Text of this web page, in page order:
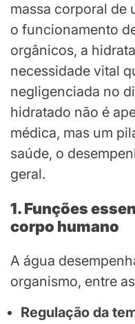
massa corporal de
o funcionamento
orgânicos, a
necessidade vital
negligenciada no
hidratado não é
médica, mas um
saúde, o
geral.
1. Funções
corpo humano
A água
organismo, entre
Regulação da